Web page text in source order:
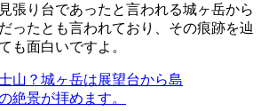
張り台であったと言われる城ヶ岳から
ったとも言われており、その痕跡を辿
も面白いですよ。
山？城ヶ岳は展望台から島
絶景が拝めます。